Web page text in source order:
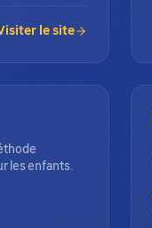
le site
les enfants.